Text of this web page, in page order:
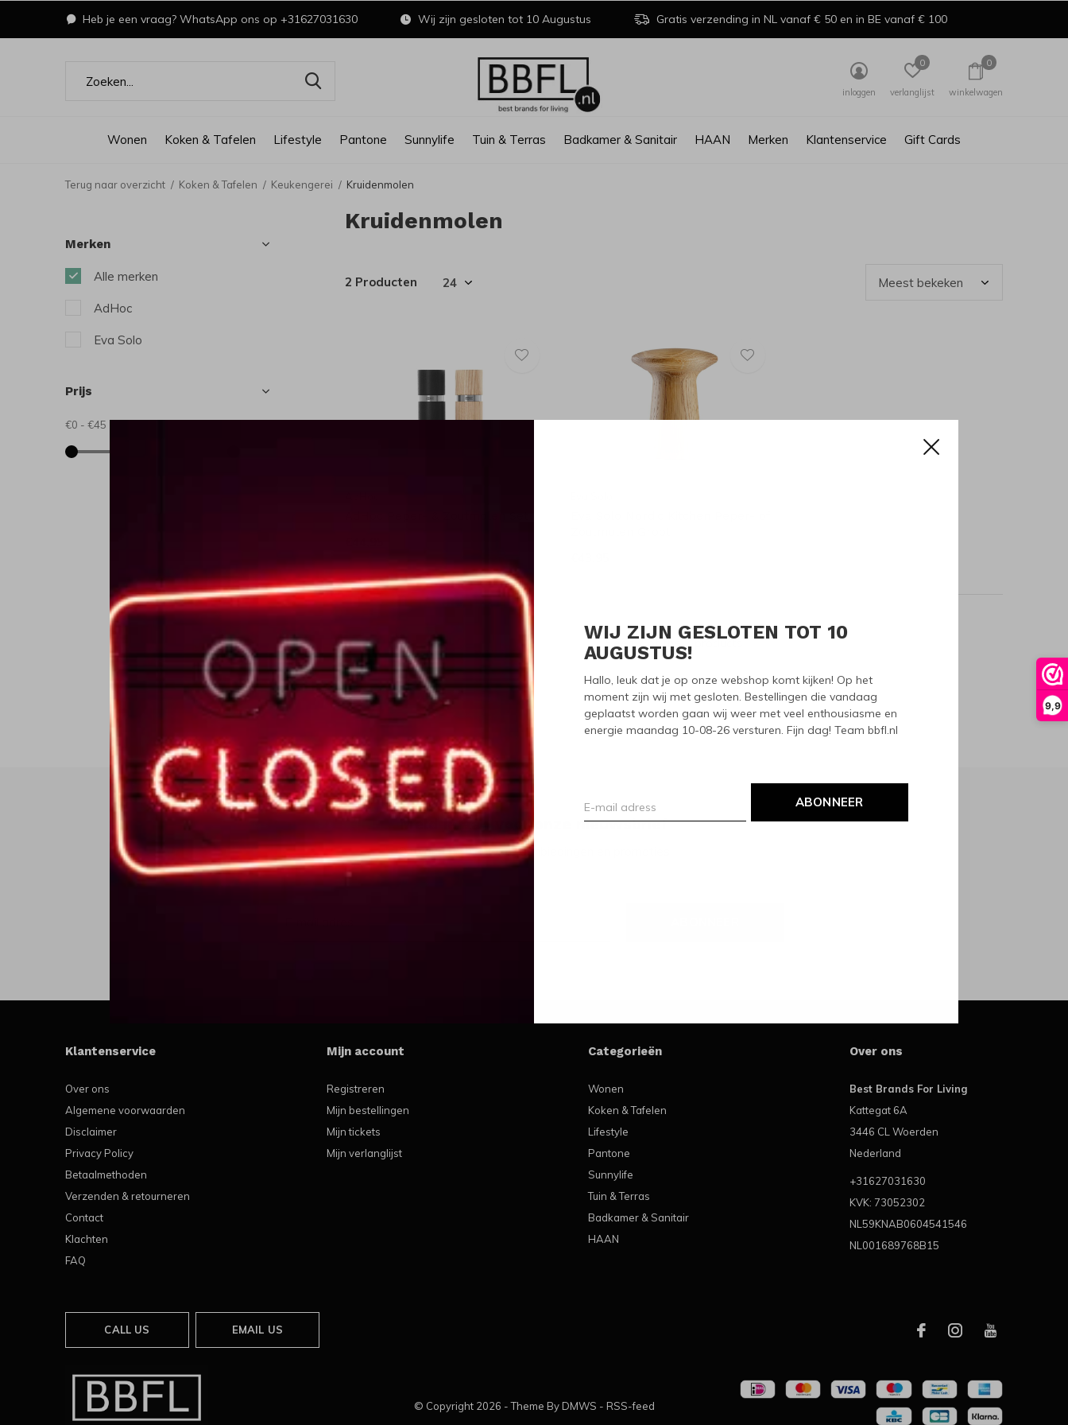
9,9
WIJ ZIJN GESLOTEN TOT 10
AUGUSTUS!
Hallo, leuk dat je op onze webshop komt kijken! Op het
moment zijn wij met gesloten. Bestellingen die vandaag
geplaatst worden gaan wij weer met veel enthousiasme en
energie maandag 10-08-26 versturen. Fijn dag! Team bbfl.nl
ABONNEER
Wonen Koken & Tafelen Lifestyle Pantone Sunnylife Tuin & Terras Badkamer & Sanitair HAAN Merken Klantenservice Gift Cards
inloggen verlanglijst
0
winkelwagen
0
Heb je een vraag? WhatsApp ons op +31627031630 Wij zijn gesloten tot 10 Augustus Gratis verzending in NL vanaf € 50 en in BE vanaf € 100
Terug naar overzicht Koken & Tafelen Keukengerei Kruidenmolen
Kruidenmolen
2 Producten
Seen 2 of the 2 products
Merken
Alle merken
AdHoc
Eva Solo
Prijs
€0 - €45
Meld je aan voor onze nieuwsbrief
Ontvang de nieuwste aanbiedingen en promoties
Klantenservice
Over ons
Algemene voorwaarden
Disclaimer
Privacy Policy
Betaalmethoden
Verzenden & retourneren
Contact
Klachten
FAQ
Mijn account
Registreren
Mijn bestellingen
Mijn tickets
Mijn verlanglijst
Categorieën
Wonen
Koken & Tafelen
Lifestyle
Pantone
Sunnylife
Tuin & Terras
Badkamer & Sanitair
HAAN
Over ons
Best Brands For Living
Kattegat 6A
3446 CL Woerden
Nederland
+31627031630
KVK: 73052302
NL59KNAB0604541546
NL001689768B15
CALL US EMAIL US
© Copyright 2026 - Theme By DMWS - RSS-feed